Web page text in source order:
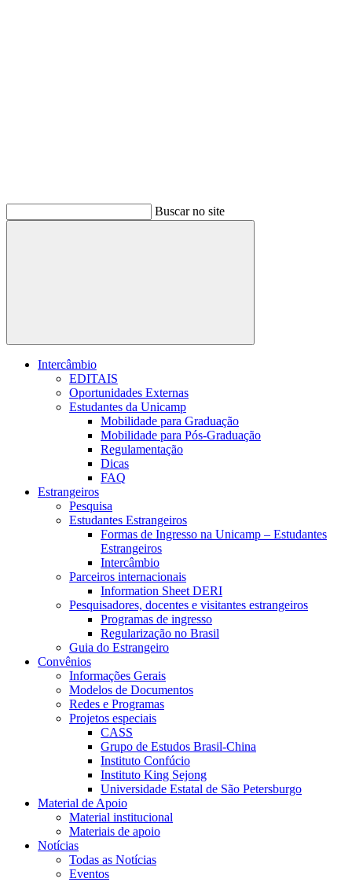
Buscar no site
Buscar
Intercâmbio
EDITAIS
Oportunidades Externas
Estudantes da Unicamp
Mobilidade para Graduação
Mobilidade para Pós-Graduação
Regulamentação
Dicas
FAQ
Estrangeiros
Pesquisa
Estudantes Estrangeiros
Formas de Ingresso na Unicamp – Estudantes
Estrangeiros
Intercâmbio
Parceiros internacionais
Information Sheet DERI
Pesquisadores, docentes e visitantes estrangeiros
Programas de ingresso
Regularização no Brasil
Guia do Estrangeiro
Convênios
Informações Gerais
Modelos de Documentos
Redes e Programas
Projetos especiais
CASS
Grupo de Estudos Brasil-China
Instituto Confúcio
Instituto King Sejong
Universidade Estatal de São Petersburgo
Material de Apoio
Material institucional
Materiais de apoio
Notícias
Todas as Notícias
Eventos